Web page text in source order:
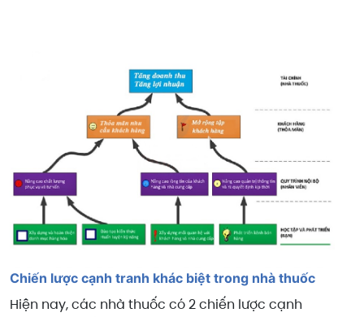
Chiến lược cạnh tranh khác biệt trong nhà thuốc
Hiện nay, các nhà thuốc có 2 chiến lược cạnh